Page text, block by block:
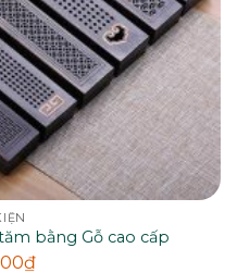
bằng Gỗ cao cấp
₫